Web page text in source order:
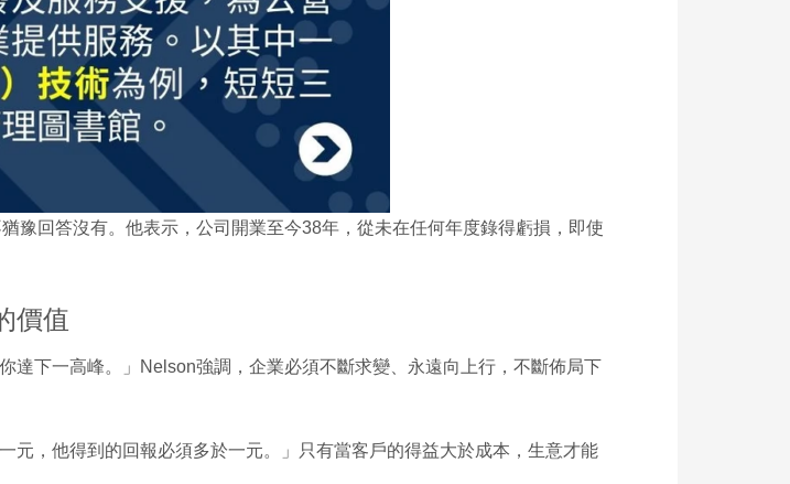
豫回答沒有。他表示，公司開業至今38年，從未在任何年度錄得虧損，即使
價值
達下一高峰。」Nelson強調，企業必須不斷求變、永遠向上行，不斷佈局下
元，他得到的回報必須多於一元。」只有當客戶的得益大於成本，生意才能